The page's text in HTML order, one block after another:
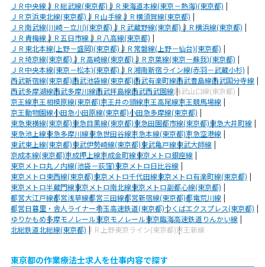
ＪＲ中央線ＪＲ総武線(東京都)ＪＲ東海道本線(東京－熱海)(東京都)
ＪＲ京浜東北線(東京都)ＪＲ山手線ＪＲ横須賀線(東京都)
ＪＲ南武線(川崎－立川)(東京都)ＪＲ武蔵野線(東京都)ＪＲ横浜線(東京都)
ＪＲ青梅線ＪＲ五日市線ＪＲ八高線(東京都)
ＪＲ東北本線(上野－盛岡)(東京都)ＪＲ常磐線(上野－仙台)(東京都)
ＪＲ埼京線(東京都)ＪＲ高崎線(東京都)ＪＲ京葉線(東京－蘇我)(東京都)
ＪＲ中央本線(東京－松本)(東京都)ＪＲ湘南新宿ライン線(赤羽－武蔵小杉)
西武新宿線(東京都)西武池袋線(東京都)西武有楽町線西武豊島線西武国分寺線
西武多摩湖線西武多摩川線西武拝島線西武西武園線西武山口線(東京都)
京王線京王相模原線(東京都)京王井の頭線京王高尾線京王競馬場線
京王動物園線小田急小田原線(東京都)小田急多摩線(東京都)
東急東横線(東京都)東急目黒線(東京都)東急田園都市線(東京都)東急大井町線
東急池上線東急多摩川線東急世田谷線京急本線(東京都)京急空港線
東武東上線(東京都)東武伊勢崎線(東京都)東武亀戸線東武大師線
京成本線(東京都)京成押上線京成金町線東京メトロ銀座線
東京メトロ丸ノ内線(池袋－荻窪)東京メトロ日比谷線
東京メトロ東西線(東京都)東京メトロ千代田線東京メトロ有楽町線(東京都)
東京メトロ半蔵門線東京メトロ南北線東京メトロ副都心線(東京都)
都営大江戸線都営浅草線都営三田線都営新宿線(東京都)都電荒川線
都営日暮里・舎人ライナー埼玉高速鉄道(東京都)つくばエクスプレス(東京都)
ゆりかもめ多摩モノレール東京モノレール東京臨海高速鉄道りんかい線
北総鉄道北総線(東京都) ＪＲ上野東京ライン(東京都)京王新線
東京都の作業療法士求人を仕事内容で探す